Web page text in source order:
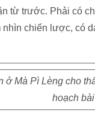
từ trước. Phải có
chiến lược, có
ở Mà Pì Lèng cho
hoạch